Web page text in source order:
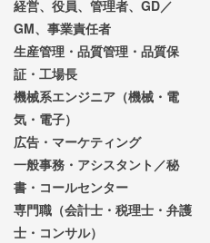
経営、役員、管理者、GD／
GM、事業責任者
生産管理・品質管理・品質保
証・工場長
機械系エンジニア（機械・電
気・電子）
広告・マーケティング
一般事務・アシスタント／秘
書・コールセンター
専門職（会計士・税理士・弁護
士・コンサル）